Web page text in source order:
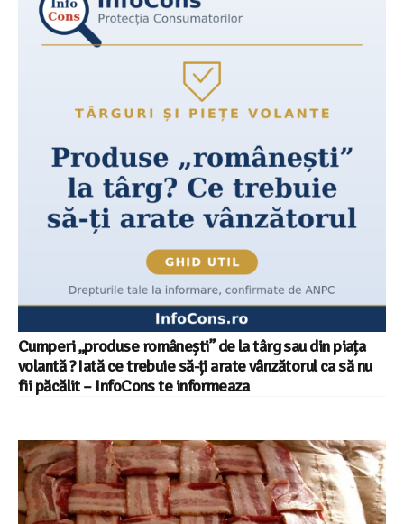
Cumperi „produse românești” de la târg sau din piața
volantă ? Iată ce trebuie să-ți arate vânzătorul ca să nu
fii păcălit – InfoCons te informeaza